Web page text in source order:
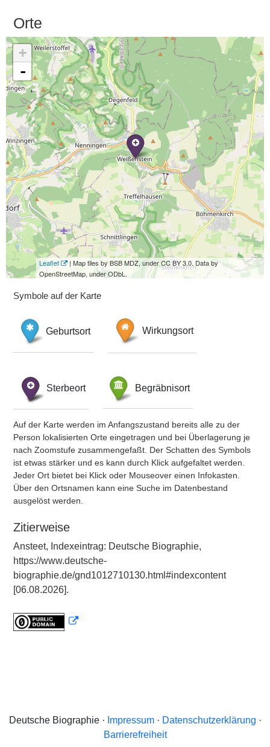
Orte
+
-
Leaflet
| Map tiles by BSB MDZ, under CC BY 3.0. Data by
OpenStreetMap, under ODbL.
Symbole auf der Karte
Geburtsort Wirkungsort
Sterbeort Begräbnisort
Auf der Karte werden im Anfangszustand bereits alle zu der
Person lokalisierten Orte eingetragen und bei Überlagerung je
nach Zoomstufe zusammengefaßt. Der Schatten des Symbols
ist etwas stärker und es kann durch Klick aufgefaltet werden.
Jeder Ort bietet bei Klick oder Mouseover einen Infokasten.
Über den Ortsnamen kann eine Suche im Datenbestand
ausgelöst werden.
Zitierweise
Ansteet, Indexeintrag: Deutsche Biographie,
https://www.deutsche-
biographie.de/gnd1012710130.html#indexcontent
[06.08.2026].
Deutsche Biographie · Impressum· Datenschutzerklärung ·
Barrierefreiheit